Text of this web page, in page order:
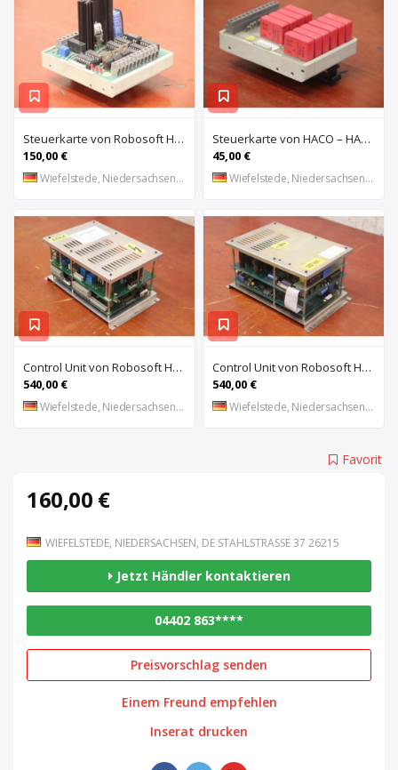
Steuerkarte von Robosoft HACO – HACC 013 PPES 30135
150,00 €
Wiefelstede, Niedersachsen, DE
Steuerkarte von HACO – HACE 032 PPES 30135
45,00 €
Wiefelstede, Niedersachsen, DE
Control Unit von Robosoft HACO – 411-1153 PPES 30135
540,00 €
Wiefelstede, Niedersachsen, DE
Control Unit von Robosoft HACO – 411-1084 / 412-0112 / 412-0094 PPES 30135
540,00 €
Wiefelstede, Niedersachsen, DE
Favorit
160,00 €
WIEFELSTEDE, NIEDERSACHSEN, DE STAHLSTRASSE 37 26215
Jetzt Händler kontaktieren
04402 863****
Preisvorschlag senden
Einem Freund empfehlen
Inserat drucken